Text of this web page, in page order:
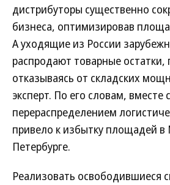
дистрибуторы существенно
бизнеса, оптимизировав
А уходящие из России
распродают товарные остатки,
отказываясь от складских
эксперт. По его словам, вместе с
перераспределением
привело к избытку площадей в
Петербурге.
Реализовать освободившиеся